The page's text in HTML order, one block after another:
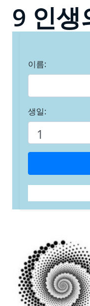
9 인생
이름:
생일: